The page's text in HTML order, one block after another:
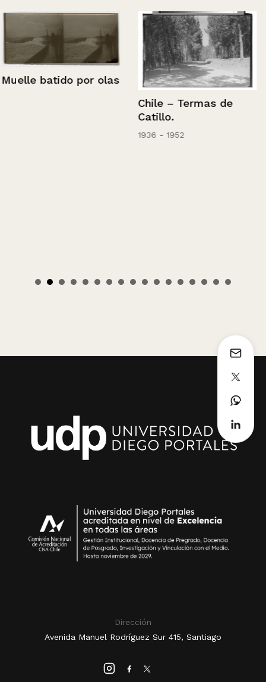
Muelle batido por olas
Chile – Termas de
Catillo.
1936 - 1952
Dirección
Avenida Manuel Rodríguez Sur 415, Santiago